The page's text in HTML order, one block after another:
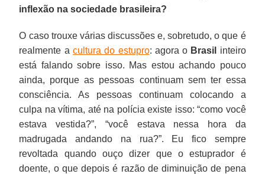
inflexão na sociedade brasileira?
O caso trouxe várias discussões e, sobretudo, o que é
realmente a cultura do estupro: agora o Brasil
inteiro
está falando sobre isso. Mas estou achando pouco
ainda, porque as pessoas continuam sem ter essa
consciência. As pessoas continuam colocando a
culpa na vítima, até na polícia existe isso: “como você
estava vestida?”, “você estava nessa hora da
madrugada andando na rua?”. Eu fico sempre
revoltada quando ouço dizer que o estuprador é
doente, o que depois é razão de diminuição de pena